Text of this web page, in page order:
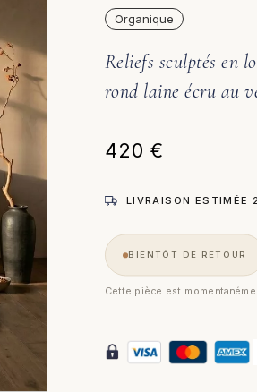
Organique
Reliefs sculptés en
rond laine écru au
420 €
LIVRAISON ESTIMÉE
BIENTÔT DE RETOUR
Cette pièce est